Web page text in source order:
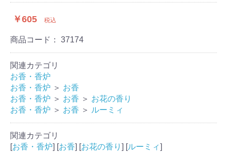
￥605 税込
商品コード： 37174
関連カテゴリ
お香・香炉
お香・香炉 ＞ お香
お香・香炉 ＞ お香 ＞ お花の香り
お香・香炉 ＞ お香 ＞ ルーミィ
関連カテゴリ
[お香・香炉] [お香] [お花の香り ] [ルーミィ]